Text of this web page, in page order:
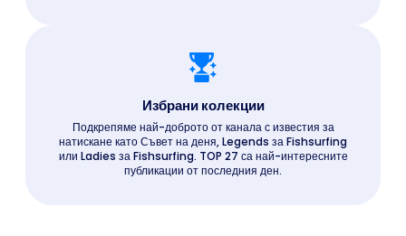
Избрани колекции
Подкрепяме най-доброто от канала с известия за
натискане като Съвет на деня, Legends за Fishsurfing
или Ladies за Fishsurfing. TOP 27 са най-интересните
публикации от последния ден.